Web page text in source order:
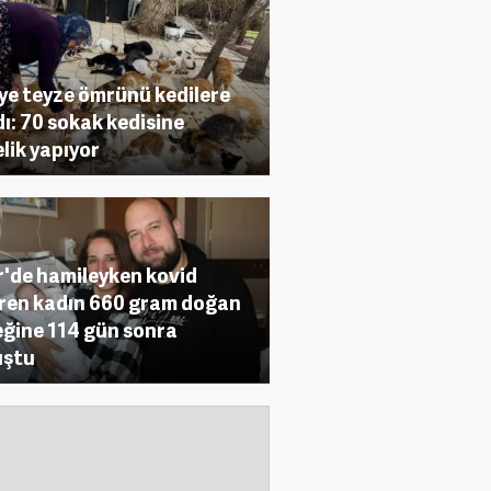
teyze ömrünü kedilere
70 sokak kedisine
yapıyor
hamileyken kovid
kadın 660 gram doğan
114 gün sonra